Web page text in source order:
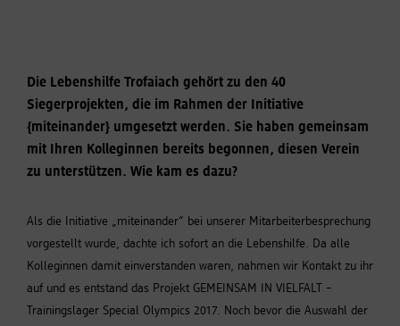
Die Lebenshilfe Trofaiach gehört zu den 40
Siegerprojekten, die im Rahmen der Initiative
{miteinander} umgesetzt werden. Sie haben gemeinsam
mit Ihren Kolleginnen bereits begonnen, diesen Verein
zu unterstützen. Wie kam es dazu?
Als die Initiative „miteinander“ bei unserer Mitarbeiterbesprechung
vorgestellt wurde, dachte ich sofort an die Lebenshilfe. Da alle
Kolleginnen damit einverstanden waren, nahmen wir Kontakt zu ihr
auf und es entstand das Projekt GEMEINSAM IN VIELFALT –
Trainingslager Special Olympics 2017. Noch bevor die Auswahl der